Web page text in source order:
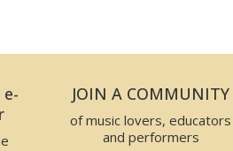
JOIN A COMMUNITY
of music lovers, educators
and performers